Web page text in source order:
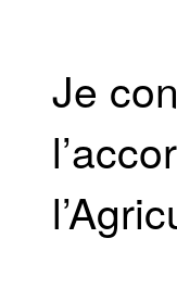
Je